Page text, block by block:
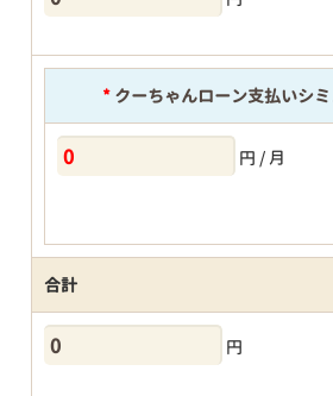
*クーちゃんローン支払いシ
円 / 月
合計
円